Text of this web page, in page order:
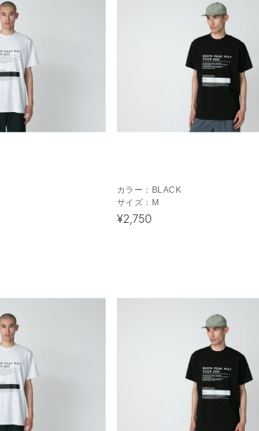
カラー： BLACK
サイズ： M
¥2,750